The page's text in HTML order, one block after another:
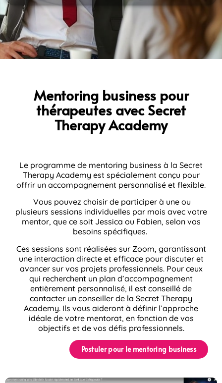
Mentoring business pour
thérapeutes avec Secret
Therapy Academy
Le programme de mentoring business à la Secret
Therapy Academy est spécialement conçu pour
offrir un accompagnement personnalisé et flexible.
Vous pouvez choisir de participer à une ou
plusieurs sessions individuelles par mois avec votre
mentor, que ce soit Jessica ou Fabien, selon vos
besoins spécifiques.
Ces sessions sont réalisées sur Zoom, garantissant
une interaction directe et efficace pour discuter et
avancer sur vos projets professionnels. Pour ceux
qui recherchent un plan d’accompagnement
entièrement personnalisé, il est conseillé de
contacter un conseiller de la Secret Therapy
Academy. Ils vous aideront à définir l’approche
idéale de votre mentorat, en fonction de vos
objectifs et de vos défis professionnels.
Postuler pour le mentoring business